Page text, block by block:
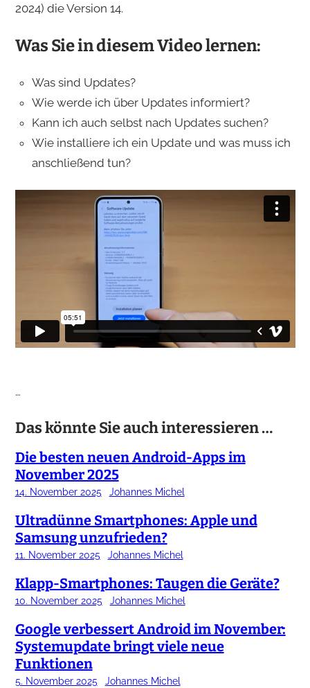
2024) die Version 14.
Was Sie in diesem Video lernen:
Was sind Updates?
Wie werde ich über Updates informiert?
Kann ich auch selbst nach Updates suchen?
Wie installiere ich ein Update und was muss ich
anschließend tun?
…
Das könnte Sie auch interessieren …
Die besten neuen Android-Apps im
November 2025
14. November 2025 Johannes Michel
Ultradünne Smartphones: Apple und
Samsung unzufrieden?
11. November 2025 Johannes Michel
Klapp-Smartphones: Taugen die Geräte?
10. November 2025 Johannes Michel
Google verbessert Android im November:
Systemupdate bringt viele neue
Funktionen
5. November 2025 Johannes Michel